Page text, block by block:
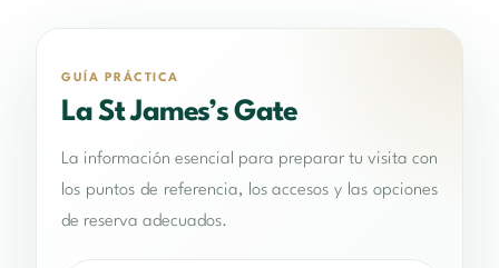
GUÍA PRÁCTICA
La St James’s Gate
La información esencial para preparar tu visita con
los puntos de referencia, los accesos y las opciones
de reserva adecuados.